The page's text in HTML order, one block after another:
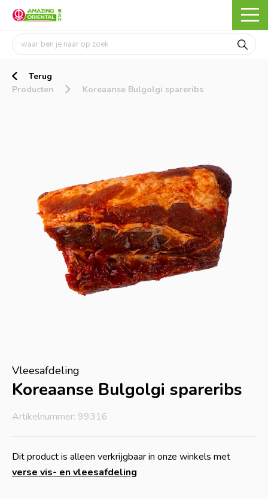
Terug
Producten
Koreaanse Bulgolgi spareribs
Vleesafdeling
Koreaanse Bulgolgi spareribs
Artikelnummer: 99316
Dit product is alleen verkrijgbaar in onze winkels met
verse vis- en vleesafdeling